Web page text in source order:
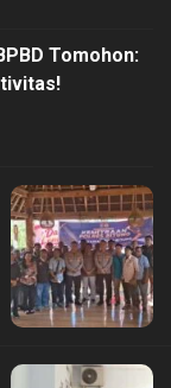
Tomohon: